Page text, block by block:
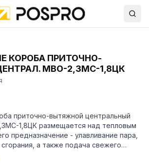
КОРОБА ПРИТОЧНО-
МВО-2,3МС-1,8ЦК
приточно-вытяжной центральный
1,8ЦК размещается над тепловым
предназначение - улавливание пара,
а также подача свежего
сказывается на микроклимате